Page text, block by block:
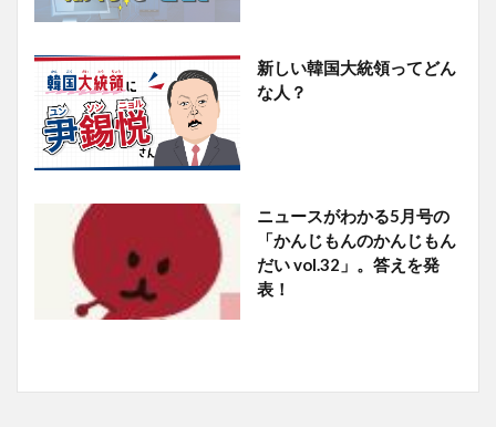
新しい韓国大統領ってどん
な人？
ニュースがわかる5月号の
「かんじもんのかんじもん
だい vol.32」。答えを発
表！